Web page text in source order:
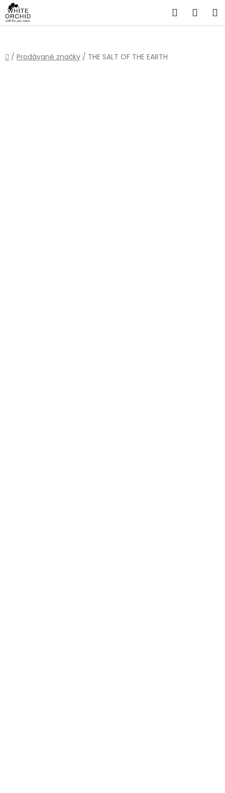
Přejít
na
obsah
Hledat
Domů
/ Prodávané značky / THE SALT OF THE EARTH